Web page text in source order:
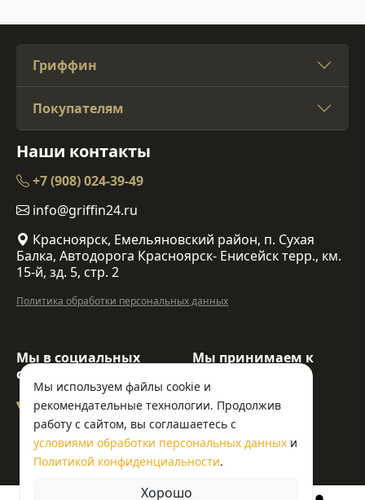
Мы используем файлы cookie и
рекомендательные технологии. Продолжив
работу с сайтом, вы соглашаетесь с
условиями обработки персональных данных и
Политикой конфиденциальности.
Хорошо
Гриффин
Покупателям
Наши контакты
+7 (908) 024-39-49
info@griffin24.ru
Красноярск, Емельяновский район, п. Сухая
Балка, Автодорога Красноярск- Енисейск терр., км.
15-й, зд. 5, стр. 2
Политика обработки персональных данных
Мы в социальных
сетях:
Мы принимаем к
© ООО «Гриффин»